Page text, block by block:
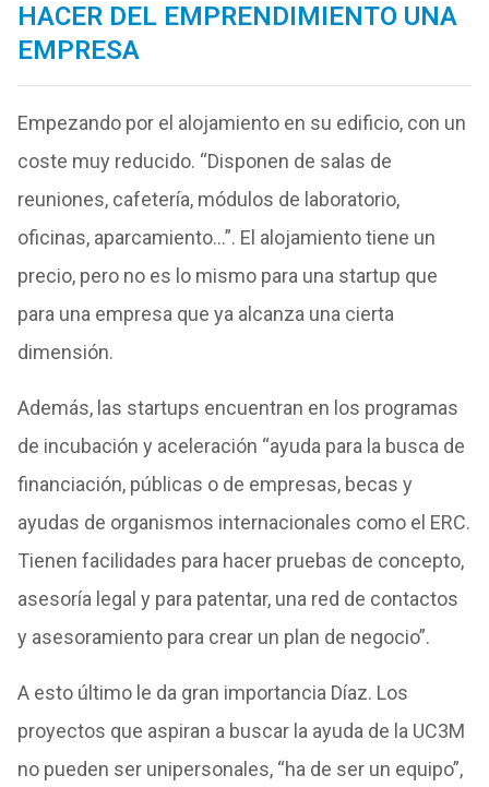
HACER DEL EMPRENDIMIENTO UNA
EMPRESA
Empezando por el alojamiento en su edificio, con un
coste muy reducido. “Disponen de salas de
reuniones, cafetería, módulos de laboratorio,
oficinas, aparcamiento…”. El alojamiento tiene un
precio, pero no es lo mismo para una startup que
para una empresa que ya alcanza una cierta
dimensión.
Además, las startups encuentran en los programas
de incubación y aceleración “ayuda para la busca de
financiación, públicas o de empresas, becas y
ayudas de organismos internacionales como el ERC.
Tienen facilidades para hacer pruebas de concepto,
asesoría legal y para patentar, una red de contactos
y asesoramiento para crear un plan de negocio”.
A esto último le da gran importancia Díaz. Los
proyectos que aspiran a buscar la ayuda de la UC3M
no pueden ser unipersonales, “ha de ser un equipo”,